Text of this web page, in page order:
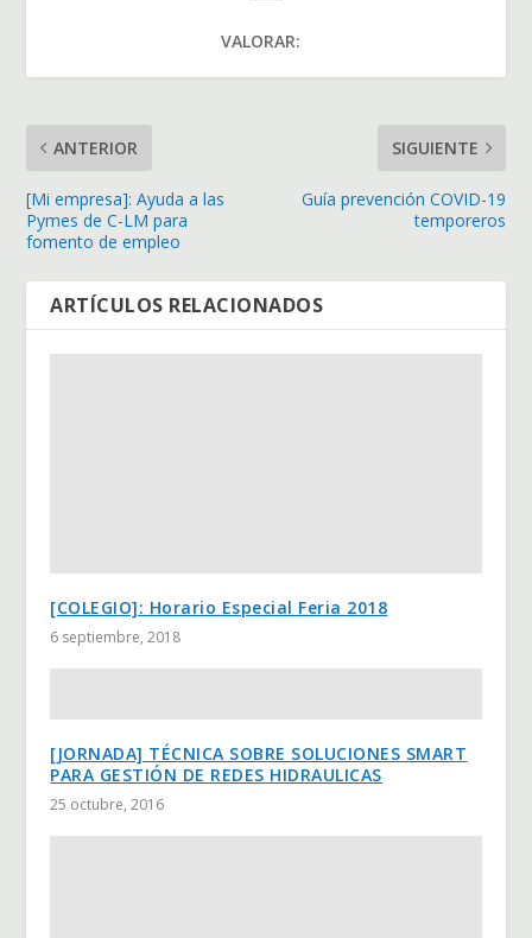
VALORAR:
ANTERIOR
[Mi empresa]: Ayuda a las
Pymes de C-LM para
fomento de empleo
SIGUIENTE
Guía prevención COVID-19
temporeros
ARTÍCULOS RELACIONADOS
[COLEGIO]: Horario Especial Feria 2018
6 septiembre, 2018
[JORNADA] TÉCNICA SOBRE SOLUCIONES SMART
PARA GESTIÓN DE REDES HIDRAULICAS
25 octubre, 2016